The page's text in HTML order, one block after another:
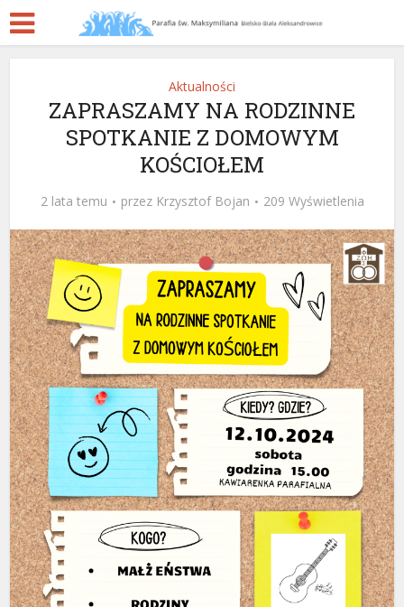
Aktualności
ZAPRASZAMY NA RODZINNE
SPOTKANIE Z DOMOWYM
KOŚCIOŁEM
2 lata temu przez Krzysztof Bojan 209 Wyświetlenia